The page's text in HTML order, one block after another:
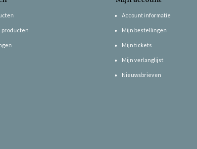
producten
Account informatie
Mijn bestellingen
Mijn tickets
Mijn verlanglijst
Nieuwsbrieven